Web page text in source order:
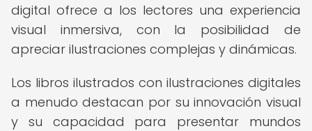
digital ofrece a los lectores una experiencia
visual inmersiva, con la posibilidad de
apreciar ilustraciones complejas y dinámicas.
Los libros ilustrados con ilustraciones digitales
a menudo destacan por su innovación visual
y su capacidad para presentar mundos